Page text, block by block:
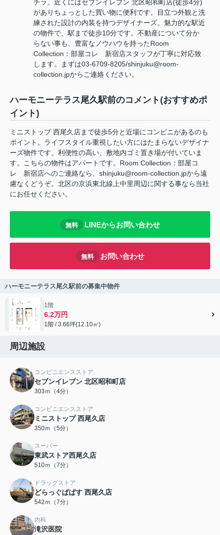
チラ。近くにはセブンイレブン 北区昭和町店(徒歩4分)
がありちょっとした買い物に便利です。目立つ外観と洗
練された設計の内装を持つデザイナーズ。魅力的な駅近
の物件で、駅まで徒歩10分です。不動産について分か
らない事も、豊富なノウハウを持ったRoom
Collection：部屋コレ 新宿店スタッフが丁寧に対応致
します。まずは03-6709-8205/shinjuku@room-
collection.jpからご連絡ください。
ハーモニーテラス尾久駅前のコメント(おすすめポ
イント)
ミニストップ 西尾久店まで徒歩5分と近場にコンビニがあるのも
ポイント。ライフスタイル重視したい方にはたまらないデザイナ
ーズ物件です。利便性の高い、敷地内ゴミ置き場が付いていま
す。こちらの物件はアパートです。Room Collection：部屋コ
レ 新宿店へのご連絡なら、shinjuku@room-collection.jpから遠
慮なくどうぞ。北区の京浜東北線上中里周辺に関する事なら当社
にお任せください。
無料 LINEからお問い合わせ
無料 お問い合わせ
ハーモニーテラス尾久駅前の募集中物件
1階
6.2万円
1階 / 3.66坪(12.10㎡)
周辺施設
コンビニエンスストア
セブンイレブン 北区昭和町店
303ｍ（4分）
コンビニエンスストア
ミニストップ 西尾久店
350ｍ（5分）
スーパー
東武ストア西尾久店
510ｍ（7分）
ドラッグストア
どらっぐぱぱす 西尾久店
542ｍ（7分）
内科
滝沢医院